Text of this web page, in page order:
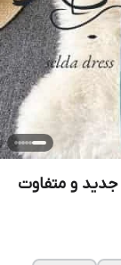
جدید و متفاوت